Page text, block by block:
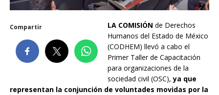
Compartir LA COMISIÓN de Derechos
Humanos del Estado de México
(CODHEM) llevó a cabo el
Primer Taller de Capacitación
para organizaciones de la
sociedad civil (OSC),ya que
representan la conjunción de voluntades movidas por la